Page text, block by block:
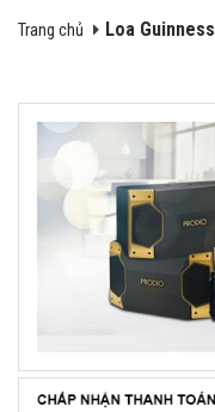
Trang chủ Loa Guinness